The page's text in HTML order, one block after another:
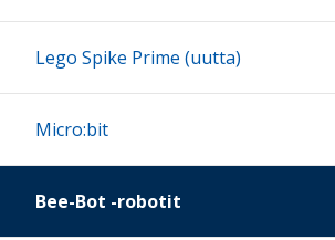
Lego Spike Prime (uutta)
Micro:bit
Bee-Bot -robotit